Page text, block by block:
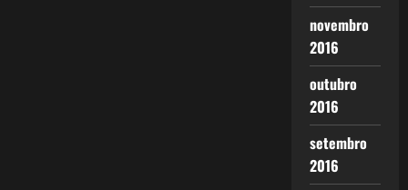
novembro
2016
outubro
2016
setembro
2016